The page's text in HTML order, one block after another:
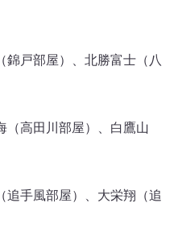
錦戸部屋）、北勝富士（八
（高田川部屋）、白鷹山
追手風部屋）、大栄翔（追